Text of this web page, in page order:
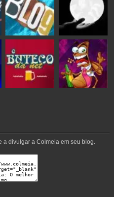
a divulgar a Colmeia em seu blog.